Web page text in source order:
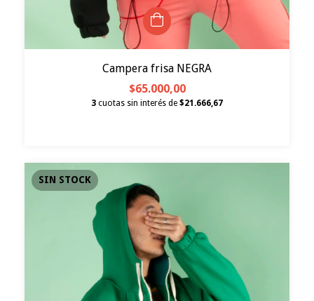
Campera frisa NEGRA
$65.000,00
3 cuotas sin interés de $21.666,67
SIN STOCK